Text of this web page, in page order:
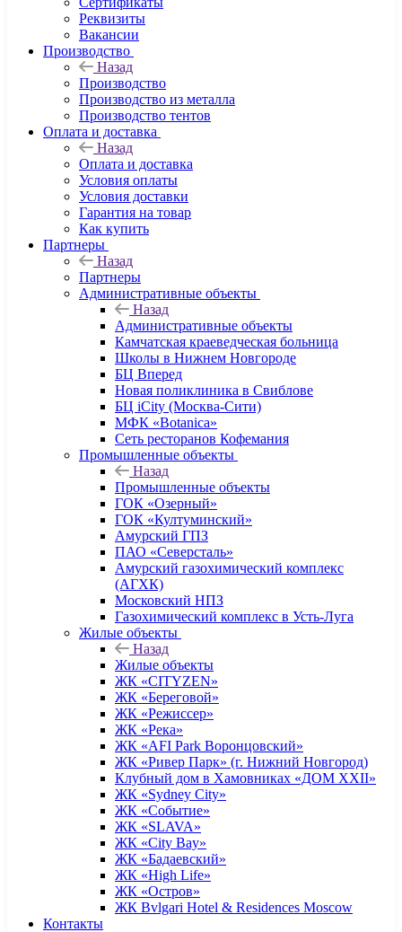
Реквизиты
Вакансии
Производство
Назад
Производство
Производство из металла
Производство тентов
Оплата и доставка
Назад
Оплата и доставка
Условия оплаты
Условия доставки
Гарантия на товар
Как купить
Партнеры
Назад
Партнеры
Административные объекты
Назад
Административные объекты
Камчатская краеведческая больница
Школы в Нижнем Новгороде
БЦ Вперед
Новая поликлиника в Свиблове
БЦ iCity (Москва-Сити)
МФК «Botanica»
Сеть ресторанов Кофемания
Промышленные объекты
Назад
Промышленные объекты
ГОК «Озерный»
ГОК «Култуминский»
Амурский ГПЗ
ПАО «Северсталь»
Амурский газохимический комплекс
(АГХК)
Московский НПЗ
Газохимический комплекс в Усть-Луга
Жилые объекты
Назад
Жилые объекты
ЖК «CITYZEN»
ЖК «Береговой»
ЖК «Режиссер»
ЖК «Река»
ЖК «AFI Park Воронцовский»
ЖК «Ривер Парк» (г. Нижний Новгород)
Клубный дом в Хамовниках «ДОМ XXII»
ЖК «Sydney City»
ЖК «Событие»
ЖК «SLAVA»
ЖК «City Bay»
ЖК «Бадаевский»
ЖК «High Life»
ЖК «Остров»
ЖК Bvlgari Hotel & Residences Moscow
Контакты